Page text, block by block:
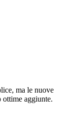
ma le nuove
aggiunte.